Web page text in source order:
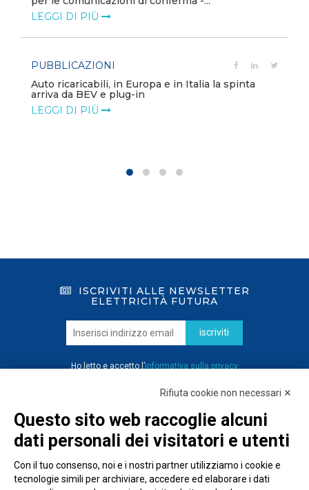
e in Italia la spinta
ISCRIVITI ALLE NEWSLETTER
ELETTRICITÀ FUTURA
iscriviti
Ho letto e accetto l’informativa sulla privacy
Rifiuta cookie non necessari ✕
Questo sito web raccoglie alcuni
dati personali dei visitatori e utenti
Con il tuo consenso, noi e i nostri partner utilizziamo i cookie e
tecnologie simili per archiviare, accedere ed elaborare i dati